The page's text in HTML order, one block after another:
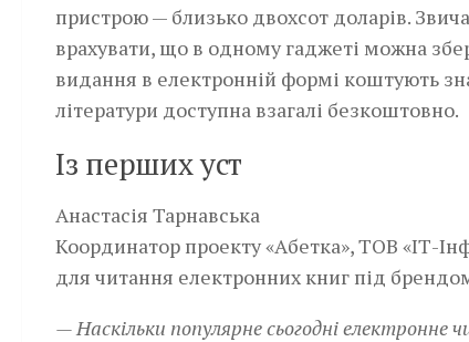
пристрою — близько двохсот доларів.
врахувати, що в одному гаджеті можна
видання в електронній формі коштують
літератури доступна взагалі безкоштовно.
Із перших уст
Анастасія Тарнавська
Координатор проекту «Абетка», ТОВ «ІТ-
для читання електронних книг під брендом
— Наскільки популярне сьогодні електронне